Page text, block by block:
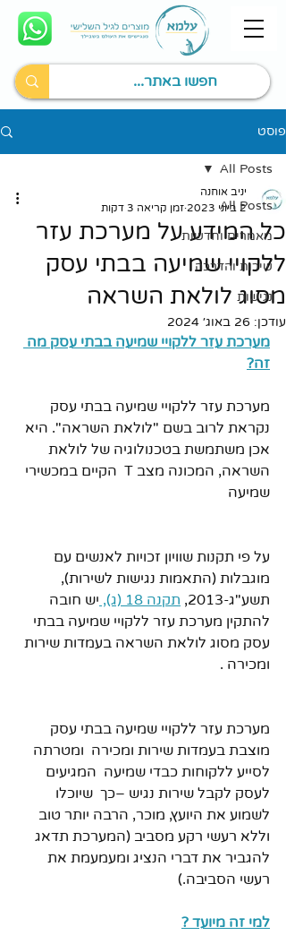
פוסט
All Posts
מאמרים וחדשות
שירות והדרכה
נגישות
All Posts
כל המידע על מערכת עזר
ללקויי שמיעה בבתי עסק
מסוג לולאת השראה
יניב אוחנה
2 ביוני 2023
זמן קריאה 3 דקות
עודכן: 26 באוג׳ 2024
מערכת עזר ללקויי שמיעה בבתי עסק מה
זה?
מערכת עזר ללקויי שמיעה בבתי עסק
נקראת לרוב בשם "לולאת השראה". היא
אכן משתמשת בטכנולוגיה של לולאת
השראה, המכונה מצב T  הקיים במכשירי
שמיעה
על פי תקנות שוויון זכויות לאנשים עם
מוגבלות (התאמות נגישות לשירות),
תשע"ג-2013,
תקנה 18 (ג),
יש חובה
להתקין מערכת עזר ללקויי שמיעה בבתי
עסק מסוג לולאת השראה בעמדות שירות
ומכירה .
מערכת עזר ללקויי שמיעה בבתי עסק
מוצבת בעמדות שירות ומכירה  ומטרתה
לסייע ללקוחות כבדי שמיעה  המגיעים
לעסק לקבל שירות נגיש –כך  שיוכלו
לשמוע את היועץ, מוכר, הרבה יותר טוב
וללא רעשי רקע מסביב (המערכת תדאג
להגביר את דברי הנציג ומעמעמת את
רעשי הסביבה.)
למי זה מיועד ?